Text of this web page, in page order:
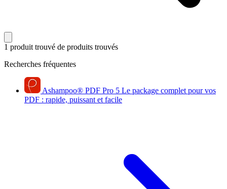
1 produit trouvé de produits trouvés
Recherches fréquentes
Ashampoo® PDF Pro 5 Le package complet pour vos
PDF : rapide, puissant et facile